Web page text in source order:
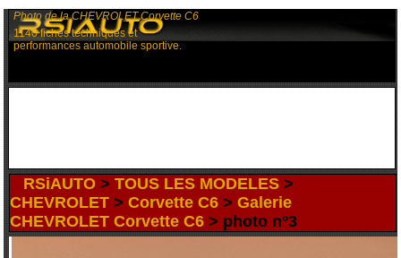
Photo de la CHEVROLET Corvette C6
1140 fiches techniques et
performances automobile sportive.
RSiAUTO>TOUS LES MODELES >
CHEVROLET >Corvette C6 >Galerie
CHEVROLET Corvette C6 > photo n°3